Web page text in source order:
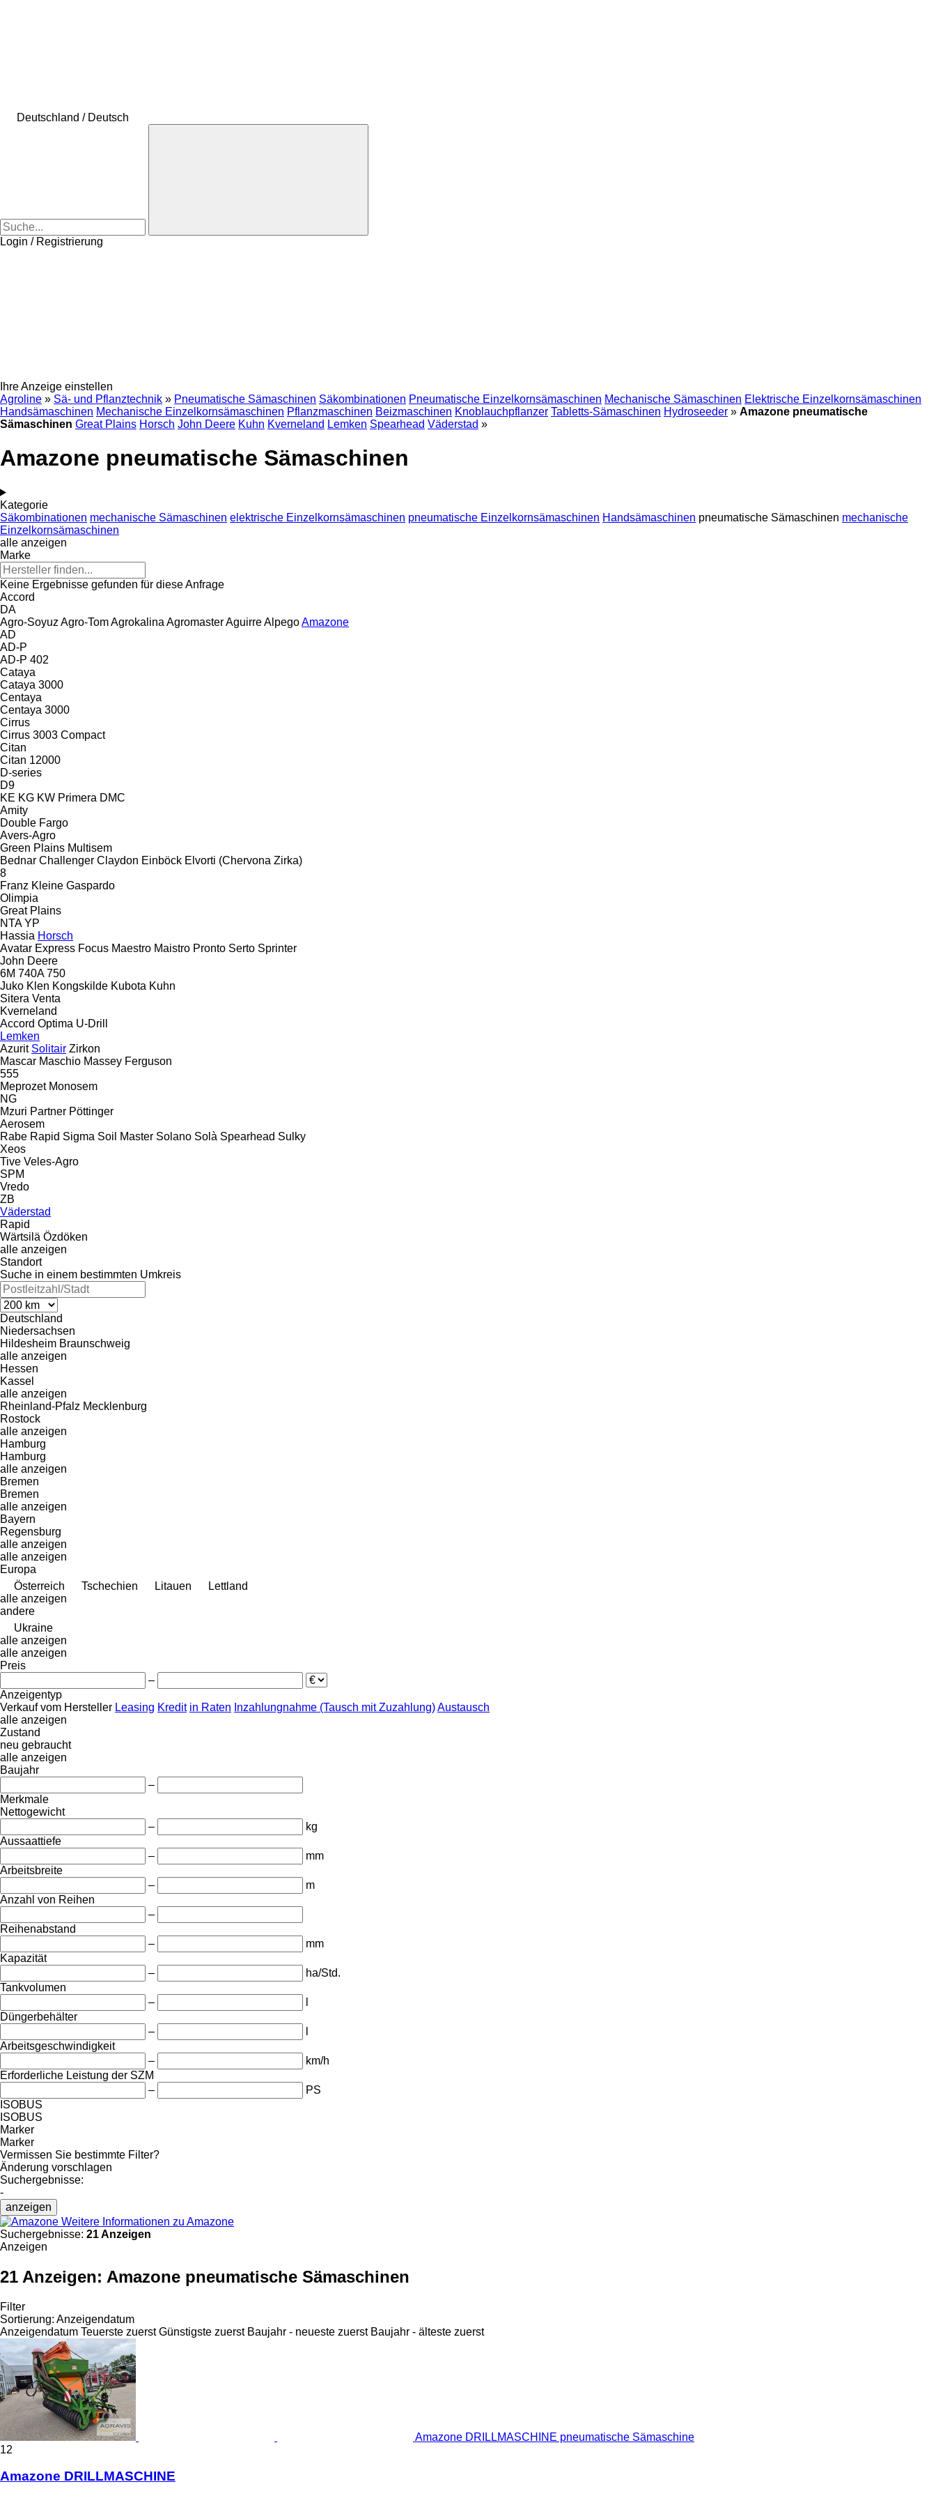
Deutschland / Deutsch
Login / Registrierung
Ihre Anzeige einstellen
Agroline » Sä- und Pflanztechnik » Pneumatische Sämaschinen Säkombinationen Pneumatische Einzelkornsämaschinen Mechanische Sämaschinen Elektrische Einzelkornsämaschinen
Handsämaschinen Mechanische Einzelkornsämaschinen Pflanzmaschinen Beizmaschinen Knoblauchpflanzer Tabletts-Sämaschinen Hydroseeder » Amazone pneumatische
Sämaschinen Great Plains Horsch John Deere Kuhn Kverneland Lemken Spearhead Väderstad »
Amazone pneumatische Sämaschinen
Kategorie
Säkombinationen mechanische Sämaschinen elektrische Einzelkornsämaschinen pneumatische Einzelkornsämaschinen Handsämaschinen pneumatische Sämaschinen mechanische
Einzelkornsämaschinen
alle anzeigen
Marke
Keine Ergebnisse gefunden für diese Anfrage
Accord
DA
Agro-Soyuz Agro-TomAgrokalina AgromasterAguirreAlpegoAmazone
AD
AD-P
AD-P 402
Cataya
Cataya 3000
Centaya
Centaya 3000
Cirrus
Cirrus 3003 Compact
Citan
Citan 12000
D-series
D9
KE KG KW Primera DMC
Amity
Double Fargo
Avers-Agro
Green Plains Multisem
Bednar Challenger Claydon Einböck Elvorti (Chervona Zirka)
8
Franz Kleine Gaspardo
Olimpia
Great Plains
NTA YP
Hassia Horsch
Avatar Express Focus Maestro Maistro Pronto Serto Sprinter
John Deere
6M 740A 750
Juko Klen Kongskilde Kubota Kuhn
Sitera Venta
Kverneland
Accord Optima U-Drill
Lemken
Azurit Solitair Zirkon
Mascar Maschio Massey Ferguson
555
Meprozet Monosem
NG
Mzuri Partner Pöttinger
Aerosem
Rabe Rapid Sigma Soil Master Solano Solà Spearhead Sulky
Xeos
Tive Veles-Agro
SPM
Vredo
ZB
Väderstad
Rapid
Wärtsilä Özdöken
alle anzeigen
Standort
Suche in einem bestimmten Umkreis
Deutschland
Niedersachsen
Hildesheim Braunschweig
alle anzeigen
Hessen
Kassel
alle anzeigen
Rheinland-Pfalz Mecklenburg
Rostock
alle anzeigen
Hamburg
Hamburg
alle anzeigen
Bremen
Bremen
alle anzeigen
Bayern
Regensburg
alle anzeigen
alle anzeigen
Europa
Österreich
Tschechien Litauen
Lettland
alle anzeigen
andere
Ukraine
alle anzeigen
alle anzeigen
Preis
–
Anzeigentyp
Verkauf vom Hersteller Leasing Kredit in Raten Inzahlungnahme (Tausch mit Zuzahlung)Austausch
alle anzeigen
Zustand
neu gebraucht
alle anzeigen
Baujahr
–
Merkmale
Nettogewicht
–
kg
Aussaattiefe
–
mm
Arbeitsbreite
–
m
Anzahl von Reihen
–
Reihenabstand
–
mm
Kapazität
–
ha/Std.
Tankvolumen
–
Düngerbehälter
–
Arbeitsgeschwindigkeit
–
km/h
Erforderliche Leistung der SZM
–
PS
ISOBUS
ISOBUS
Marker
Marker
Vermissen Sie bestimmte Filter?
Änderung vorschlagen
Suchergebnisse:
-
anzeigen
Weitere Informationen zu Amazone
Suchergebnisse: 21 Anzeigen
Anzeigen
21 Anzeigen: Amazone pneumatische Sämaschinen
Filter
Sortierung: Anzeigendatum
Anzeigendatum Teuerste zuerst Günstigste zuerst Baujahr - neueste zuerst Baujahr - älteste zuerst
Amazone DRILLMASCHINE pneumatische Sämaschine
12
Amazone DRILLMASCHINE